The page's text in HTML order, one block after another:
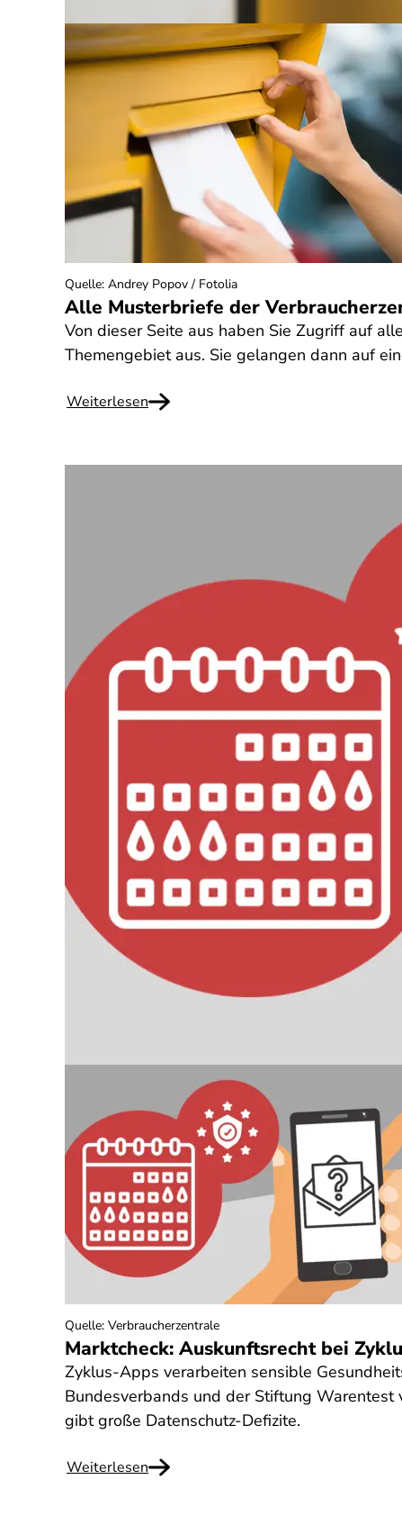
Alle Musterbriefe der
Von dieser Seite aus haben Sie Zugriff auf
Themengebiet aus. Sie gelangen dann auf
Weiterlesen
Quelle: Andrey Popov / Fotolia
Marktcheck: Auskunftsrecht bei
Zyklus-Apps verarbeiten sensible
Bundesverbands und der Stiftung
gibt große Datenschutz-Defizite.
Weiterlesen
Quelle: Verbraucherzentrale